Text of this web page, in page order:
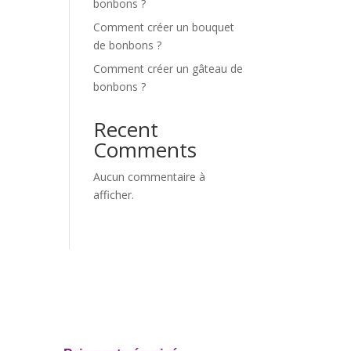
bonbons ?
Comment créer un bouquet
de bonbons ?
Comment créer un gâteau de
bonbons ?
Recent
Comments
Aucun commentaire à
afficher.